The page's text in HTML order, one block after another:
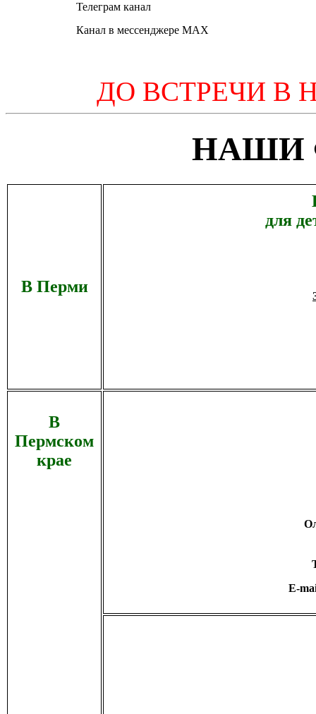
Телеграм канал
Канал в мессенджере MAX
ДО ВСТРЕЧИ В
НАШИ
В Перми
для
В
Пермском
крае
E-